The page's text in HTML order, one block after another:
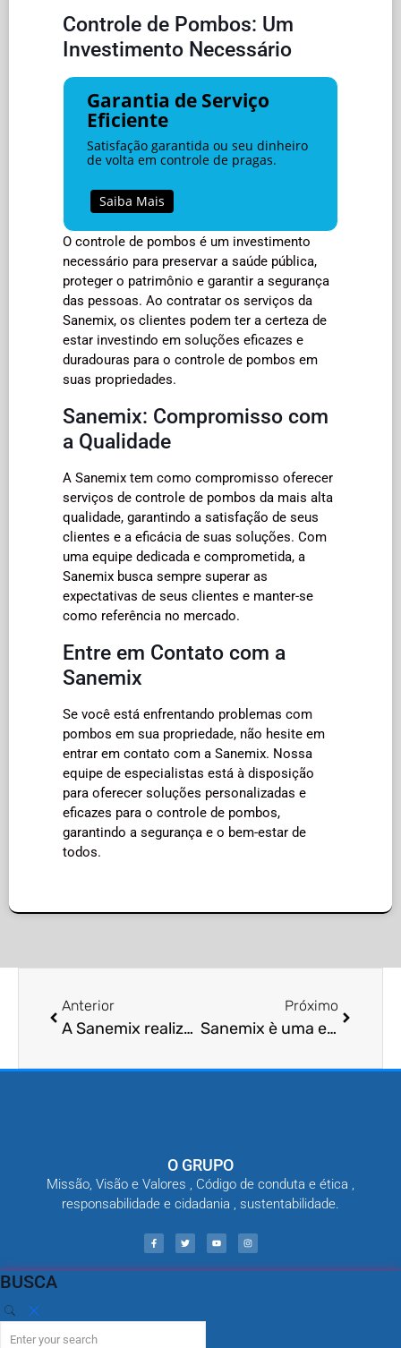
Controle de Pombos: Um
Investimento Necessário
Garantia de Serviço
Eficiente
Satisfação garantida ou seu dinheiro
de volta em controle de pragas.
Saiba Mais
O controle de pombos é um investimento
necessário para preservar a saúde pública,
proteger o patrimônio e garantir a segurança
das pessoas. Ao contratar os serviços da
Sanemix, os clientes podem ter a certeza de
estar investindo em soluções eficazes e
duradouras para o controle de pombos em
suas propriedades.
Sanemix: Compromisso com
a Qualidade
A Sanemix tem como compromisso oferecer
serviços de controle de pombos da mais alta
qualidade, garantindo a satisfação de seus
clientes e a eficácia de suas soluções. Com
uma equipe dedicada e comprometida, a
Sanemix busca sempre superar as
expectativas de seus clientes e manter-se
como referência no mercado.
Entre em Contato com a
Sanemix
Se você está enfrentando problemas com
pombos em sua propriedade, não hesite em
entrar em contato com a Sanemix. Nossa
equipe de especialistas está à disposição
para oferecer soluções personalizadas e
eficazes para o controle de pombos,
garantindo a segurança e o bem-estar de
todos.
Anterior
A Sanemix realiza controle de pragas?
Próximo
Sanemix è uma empresa?
O GRUPO
Missão, Visão e Valores , Código de conduta e ética ,
responsabilidade e cidadania , sustentabilidade.
BUSCA